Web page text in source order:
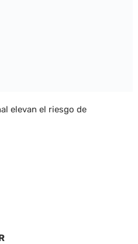
elevan el riesgo de